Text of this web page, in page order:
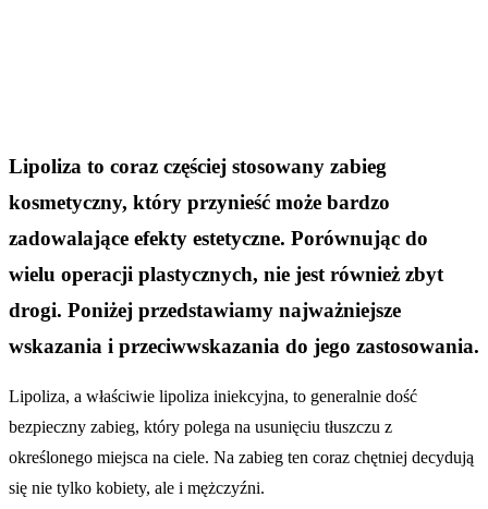
Lipoliza to coraz częściej stosowany zabieg
kosmetyczny, który przynieść może bardzo
zadowalające efekty estetyczne. Porównując do
wielu operacji plastycznych, nie jest również zbyt
drogi. Poniżej przedstawiamy najważniejsze
wskazania i przeciwwskazania do jego zastosowania.
Lipoliza, a właściwie lipoliza iniekcyjna, to generalnie dość
bezpieczny zabieg, który polega na usunięciu tłuszczu z
określonego miejsca na ciele. Na zabieg ten coraz chętniej decydują
się nie tylko kobiety, ale i mężczyźni.